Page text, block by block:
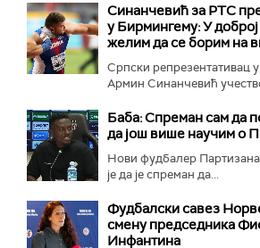
Синанчевић за РТС
у Бирмингему: У
желим да се борим на
Српски репрезентативац
Армин Синанчевић
Баба: Спреман сам да
да још више научим о
Нови фудбалер
је да је спреман да...
Фудбалски савез
смену председника
Инфантина